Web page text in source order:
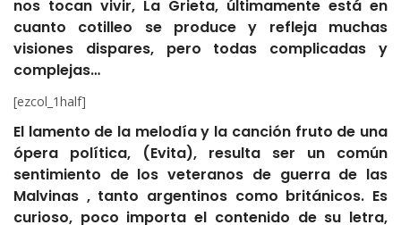
nos tocan vivir, La Grieta, últimamente está en
cuanto cotilleo se produce y refleja muchas
visiones dispares, pero todas complicadas y
complejas…
[ezcol_1half]
El lamento de la melodía y la canción fruto de una
ópera política, (Evita), resulta ser un común
sentimiento de los veteranos de guerra de las
Malvinas , tanto argentinos como británicos. Es
curioso, poco importa el contenido de su letra,